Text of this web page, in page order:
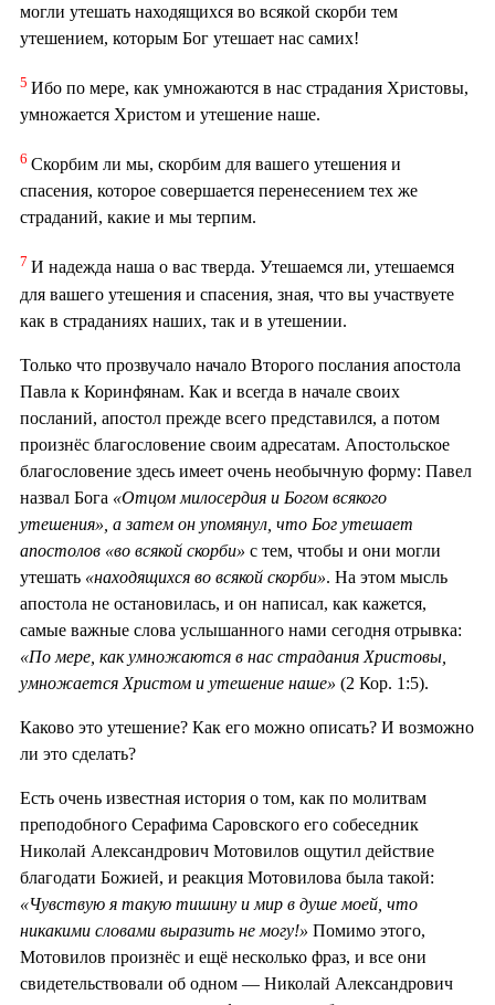
могли утешать находящихся во всякой скорби тем
утешением, которым Бог утешает нас самих!
5 Ибо по мере, как умножаются в нас страдания Христовы,
умножается Христом и утешение наше.
6 Скорбим ли мы, скорбим для вашего утешения и
спасения, которое совершается перенесением тех же
страданий, какие и мы терпим.
7 И надежда наша о вас тверда. Утешаемся ли, утешаемся
для вашего утешения и спасения, зная, что вы участвуете
как в страданиях наших, так и в утешении.
Только что прозвучало начало Второго послания апостола
Павла к Коринфянам. Как и всегда в начале своих
посланий, апостол прежде всего представился, а потом
произнёс благословение своим адресатам. Апостольское
благословение здесь имеет очень необычную форму: Павел
назвал Бога «Отцом милосердия и Богом всякого
утешения», а затем он упомянул, что Бог утешает
апостолов «во всякой скорби» с тем, чтобы и они могли
утешать «находящихся во всякой скорби». На этом мысль
апостола не остановилась, и он написал, как кажется,
самые важные слова услышанного нами сегодня отрывка:
«По мере, как умножаются в нас страдания Христовы,
умножается Христом и утешение наше» (2 Кор. 1:5).
Каково это утешение? Как его можно описать? И возможно
ли это сделать?
Есть очень известная история о том, как по молитвам
преподобного Серафима Саровского его собеседник
Николай Александрович Мотовилов ощутил действие
благодати Божией, и реакция Мотовилова была такой:
«Чувствую я такую тишину и мир в душе моей, что
никакими словами выразить не могу!» Помимо этого,
Мотовилов произнёс и ещё несколько фраз, и все они
свидетельствовали об одном — Николай Александрович